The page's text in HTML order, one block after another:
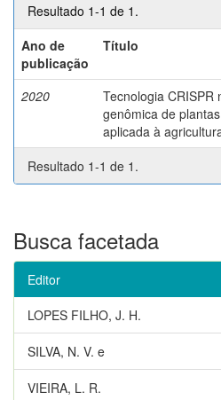
Resultado 1-1 de 1.
Ano de
publicação
Título
2020
Tecnologia CRISPR
genômica de
aplicada à
Resultado 1-1 de 1.
Busca facetada
Editor
LOPES FILHO, J. H.
SILVA, N. V. e
VIEIRA, L. R.